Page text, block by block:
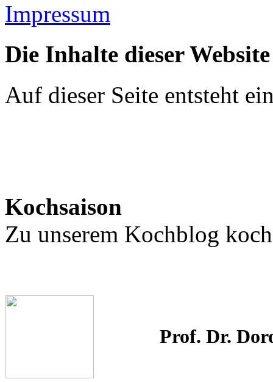
Impressum
Die Inhalte dieser
Auf dieser Seite entsteht
Kochsaison
Zu unserem Kochblog
Prof. Dr.